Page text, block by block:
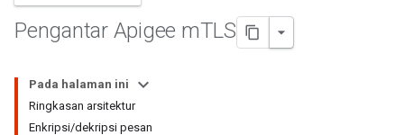
Pengantar Apigee mTLS
Pada halaman ini
Ringkasan arsitektur
Enkripsi/dekripsi pesan